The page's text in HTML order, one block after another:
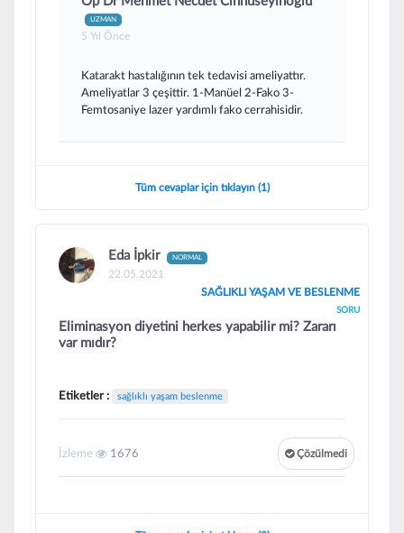
UZMAN
5 Yıl Önce
Katarakt hastalığının tek tedavisi ameliyattır.
Ameliyatlar 3 çeşittir. 1-Manüel 2-Fako 3-
Femtosaniye lazer yardımlı fako cerrahisidir.
Tüm cevaplar için tıklayın (1)
Eda İpkir NORMAL
22.05.2021
SAĞLIKLI YAŞAM VE BESLENME
SORU
Eliminasyon diyetini herkes yapabilir mi? Zararı
var mıdır?
Etiketler : sağlıklı yaşam beslenme
Çözülmedi
İzleme 1676